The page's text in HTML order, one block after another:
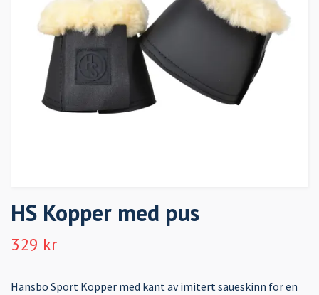
HS Kopper med pus
329 kr
Hansbo Sport Kopper med kant av imitert saueskinn for en